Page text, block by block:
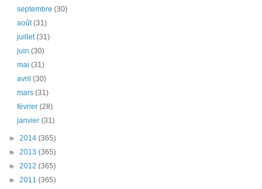
septembre(30)
août(31)
juillet(31)
juin(30)
mai(31)
avril(30)
mars(31)
février(28)
janvier(31)
► 2014 (365)
► 2013 (365)
► 2012 (365)
► 2011 (365)